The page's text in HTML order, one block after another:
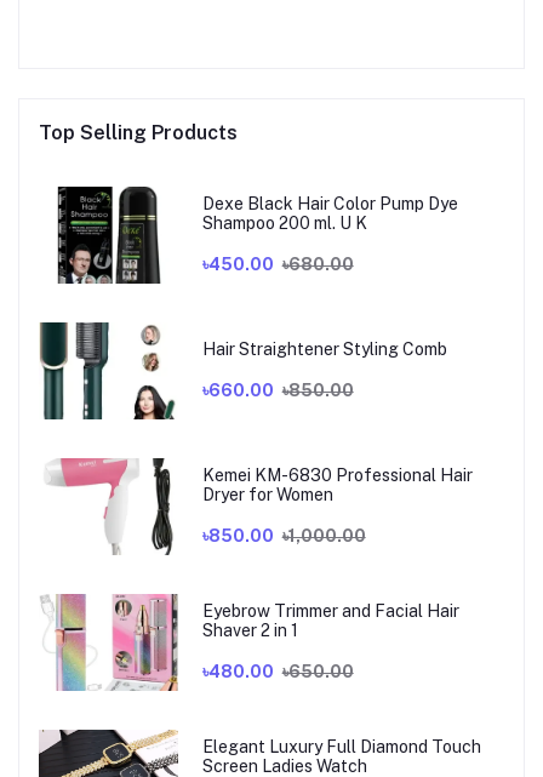
Top Selling Products
Dexe Black Hair Color Pump Dye
Shampoo 200 ml. U K
৳450.00 ৳680.00
Hair Straightener Styling Comb
৳660.00 ৳850.00
Kemei KM-6830 Professional Hair
Dryer for Women
৳850.00 ৳1,000.00
Eyebrow Trimmer and Facial Hair
Shaver 2 in 1
৳480.00 ৳650.00
Elegant Luxury Full Diamond Touch
Screen Ladies Watch